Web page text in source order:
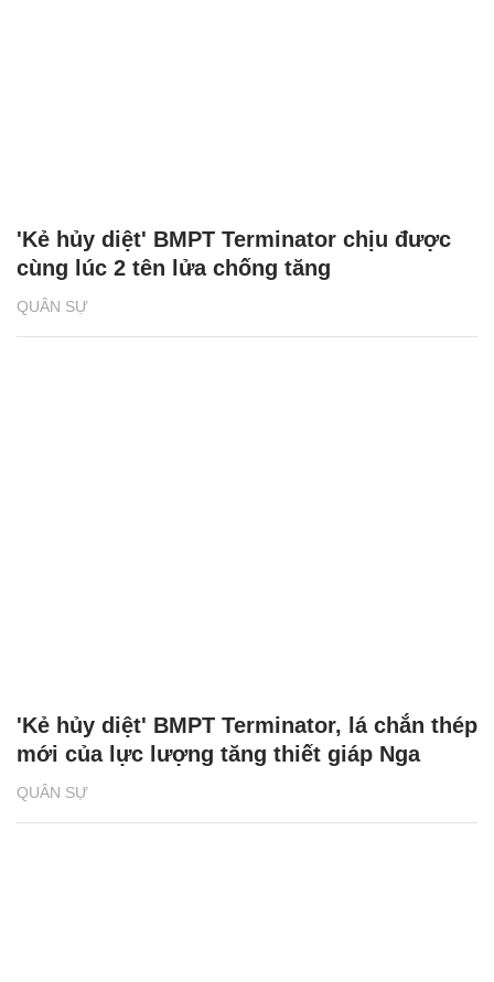
QUÂN SỰ
'Kẻ hủy diệt' BMPT Terminator chịu được
cùng lúc 2 tên lửa chống tăng
QUÂN SỰ
'Kẻ hủy diệt' BMPT Terminator, lá chắn thép
mới của lực lượng tăng thiết giáp Nga